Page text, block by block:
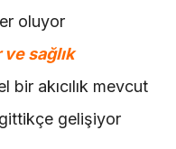
oluyor
sağlık
bir akıcılık mevcut
gelişiyor